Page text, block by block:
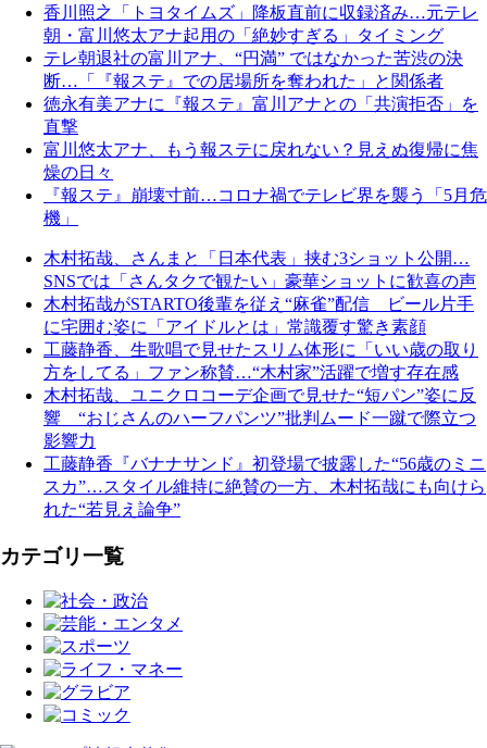
香川照之「トヨタイムズ」降板直前に収録済み…元テレ
朝・富川悠太アナ起用の「絶妙すぎる」タイミング
テレ朝退社の富川アナ、“円満” ではなかった苦渋の決
断…「『報ステ』での居場所を奪われた」と関係者
徳永有美アナに『報ステ』富川アナとの「共演拒否」を
直撃
富川悠太アナ、もう報ステに戻れない？見えぬ復帰に焦
燥の日々
『報ステ』崩壊寸前…コロナ禍でテレビ界を襲う「5月危
機」
木村拓哉、さんまと「日本代表」挟む3ショット公開…
SNSでは「さんタクで観たい」豪華ショットに歓喜の声
木村拓哉がSTARTO後輩を従え“麻雀”配信 ビール片手
に宅囲む姿に「アイドルとは」常識覆す驚き素顔
工藤静香、生歌唱で見せたスリム体形に「いい歳の取り
方をしてる」ファン称賛…“木村家”活躍で増す存在感
木村拓哉、ユニクロコーデ企画で見せた“短パン”姿に反
響 “おじさんのハーフパンツ”批判ムード一蹴で際立つ
影響力
工藤静香『バナナサンド』初登場で披露した“56歳のミニ
スカ”…スタイル維持に絶賛の一方、木村拓哉にも向けら
れた“若見え論争”
カテゴリ一覧